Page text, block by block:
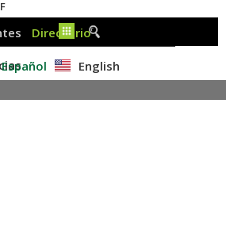
Español English